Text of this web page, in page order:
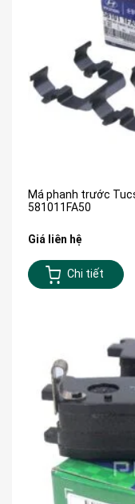
Má phanh trước
581011FA50
Giá liên hệ
Chi tiết